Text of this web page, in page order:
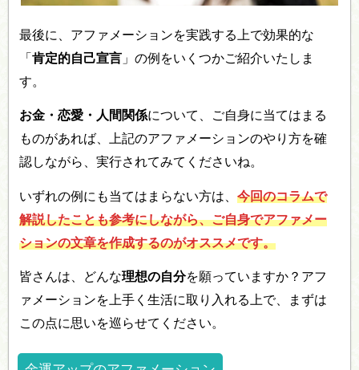
最後に、アファメーションを実践する上で効果的な
「肯定的自己宣言 」の例をいくつかご紹介いたしま
す。
お金・恋愛・人間関係について、ご自身に当てはまる
ものがあれば、上記のアファメーションのやり方を確
認しながら、実行されてみてくださいね。
いずれの例にも当てはまらない方は、今回のコラムで
解説したことも参考にしながら、ご自身でアファメー
ションの文章を作成するのがオススメです。
皆さんは、どんな理想の自分を願っていますか？アフ
ァメーションを上手く生活に取り入れる上で、まずは
この点に思いを巡らせてください。